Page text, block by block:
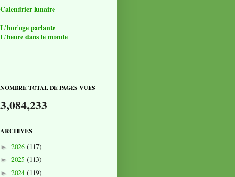
Calendrier lunaire
L'horloge parlante
L'heure dans le monde
NOMBRE TOTAL DE PAGES VUES
3,084,233
ARCHIVES
► 2026 (117)
► 2025 (113)
► 2024 (119)